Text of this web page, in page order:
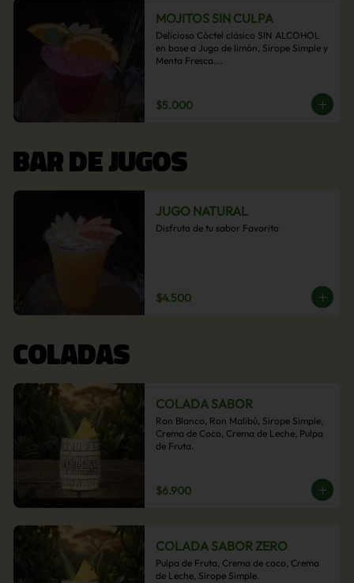
MOJITOS SIN CULPA
Delicioso Cóctel clásico SIN ALCOHOL
en base a Jugo de limón, Sirope Simple y
Menta Fresca.
$5.000
BAR DE JUGOS
JUGO NATURAL
Disfruta de tu sabor Favorito
$4.500
COLADAS
COLADA SABOR
Ron Blanco, Ron Malibú, Sirope Simple,
Crema de Coco, Crema de Leche, Pulpa
de Fruta.
$6.900
COLADA SABOR ZERO
Pulpa de Fruta, Crema de coco, Crema
de Leche, Sirope Simple.